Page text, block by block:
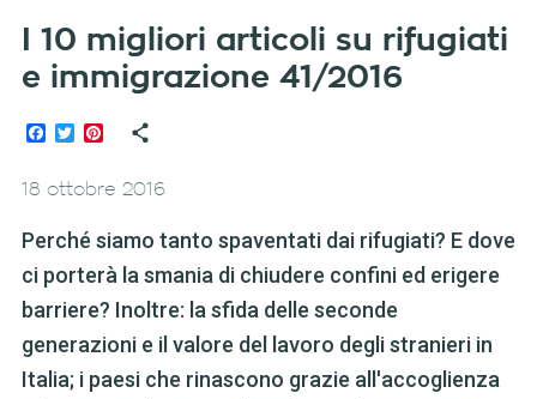
I 10 migliori articoli su rifugiati
e immigrazione 41/2016
Facebook
TwitterPinterest
18 ottobre 2016
Perché siamo tanto spaventati dai rifugiati? E dove
ci porterà la smania di chiudere confini ed erigere
barriere? Inoltre: la sfida delle seconde
generazioni e il valore del lavoro degli stranieri in
Italia; i paesi che rinascono grazie all'accoglienza